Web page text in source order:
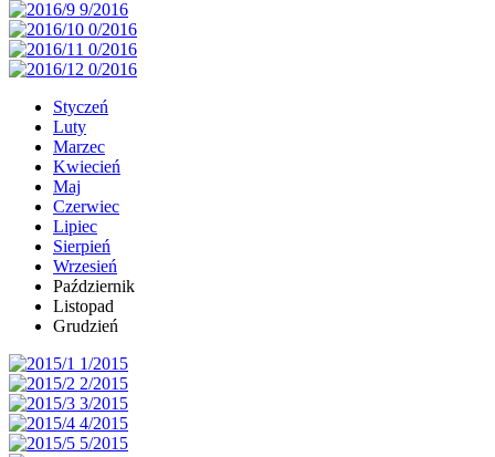
Styczeń
Luty
Marzec
Kwiecień
Maj
Czerwiec
Lipiec
Sierpień
Wrzesień
Październik
Listopad
Grudzień